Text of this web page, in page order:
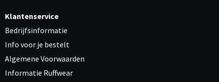
Klantenservice
Bedrijfsinformatie
Info voor je bestelt
Algemene Voorwaarden
Informatie Ruffwear